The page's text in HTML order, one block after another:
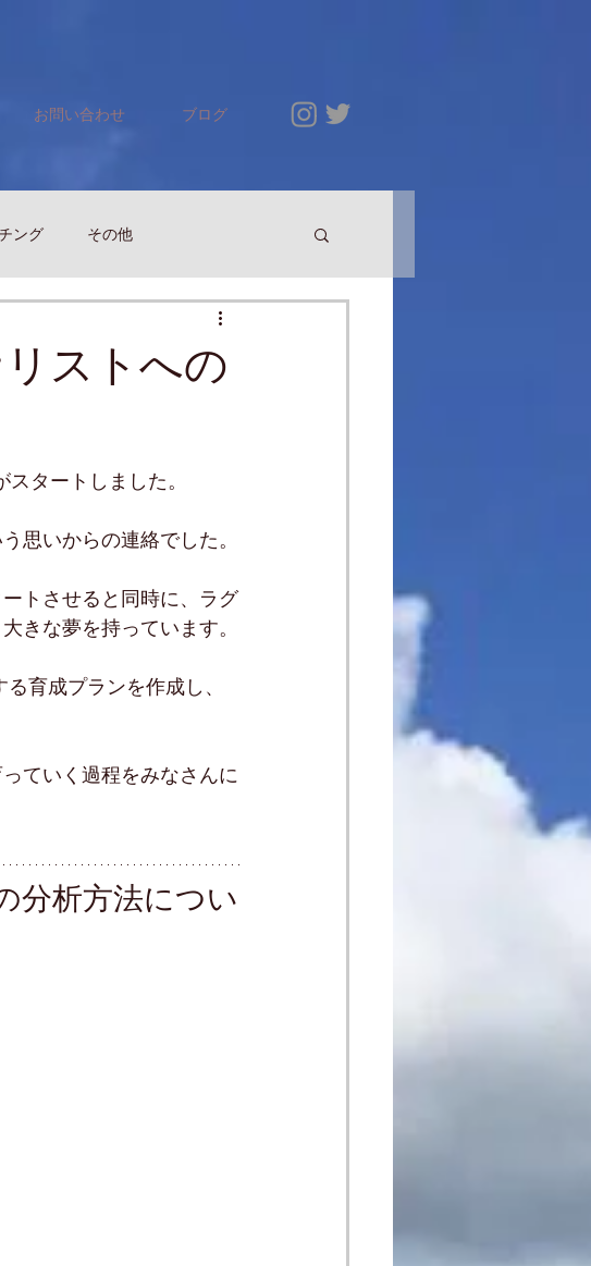
お問い合わせ ブログ
ング その他
ストへの
タートしました。
思いからの連絡でした。
トさせると同時に、ラグ
きな夢を持っています。
育成プランを作成し、
ていく過程をみなさんに
分析方法につい